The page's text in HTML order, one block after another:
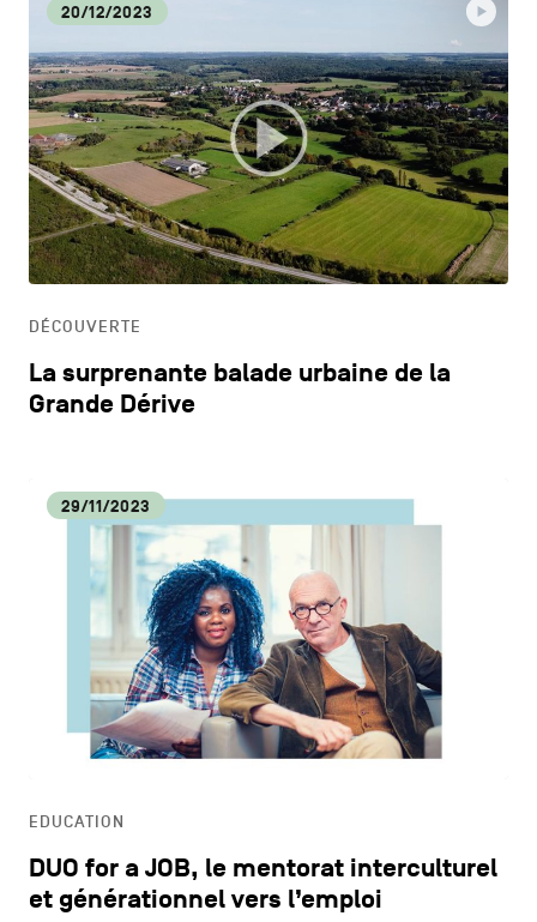
20/12/2023
DÉCOUVERTE
La surprenante balade urbaine de la
Grande Dérive
29/11/2023
EDUCATION
DUO for a JOB, le mentorat interculturel
et générationnel vers l’emploi